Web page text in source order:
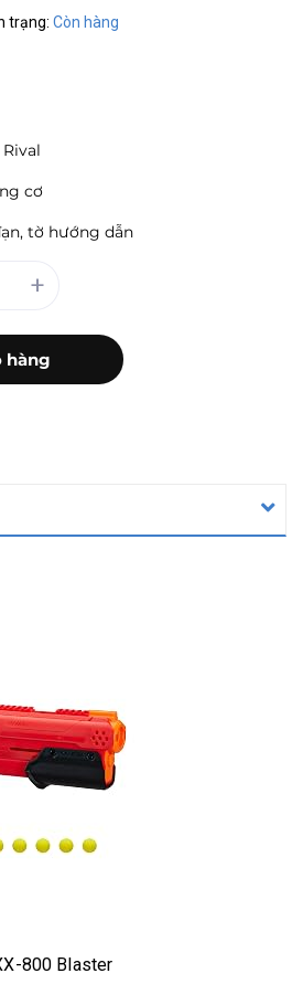
trạng: Còn hàng
cơ
tờ hướng dẫn
+
hàng
800 Blaster